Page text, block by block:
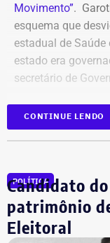
Movimento”.
esquema que
estadual de Saúde
estado era
secretário de
Com isso, a
imediata
Justiça Eleitoral, o
Garotinho no
de Improbidade
CONTINUE LENDO
POLÍTICA
Candidato
patrimônio
Eleitoral